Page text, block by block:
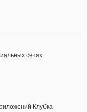
сетях
Клубка